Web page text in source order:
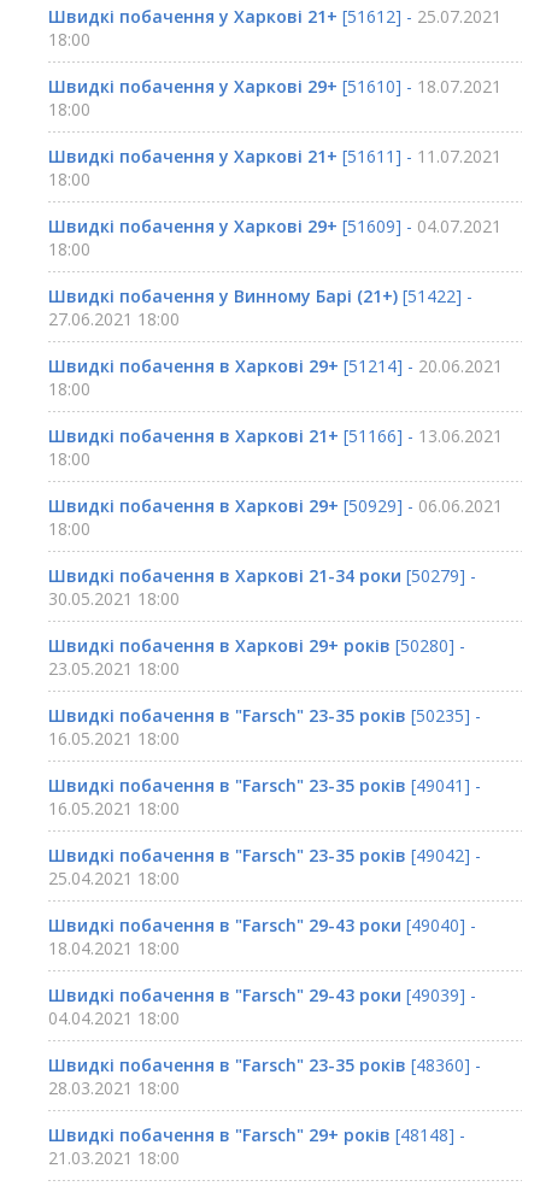
Швидкі побачення у Харкові 21+ [51612] - 25.07.2021
18:00
Швидкі побачення у Харкові 29+ [51610] - 18.07.2021
18:00
Швидкі побачення у Харкові 21+ [51611] - 11.07.2021
18:00
Швидкі побачення у Харкові 29+ [51609] - 04.07.2021
18:00
Швидкі побачення у Винному Барі (21+) [51422] -
27.06.2021 18:00
Швидкі побачення в Харкові 29+ [51214] - 20.06.2021
18:00
Швидкі побачення в Харкові 21+ [51166] - 13.06.2021
18:00
Швидкі побачення в Харкові 29+ [50929] - 06.06.2021
18:00
Швидкі побачення в Харкові 21-34 роки [50279] -
30.05.2021 18:00
Швидкі побачення в Харкові 29+ років [50280] -
23.05.2021 18:00
Швидкі побачення в "Farsch" 23-35 років [50235] -
16.05.2021 18:00
Швидкі побачення в "Farsch" 23-35 років [49041] -
16.05.2021 18:00
Швидкі побачення в "Farsch" 23-35 років [49042] -
25.04.2021 18:00
Швидкі побачення в "Farsch" 29-43 роки [49040] -
18.04.2021 18:00
Швидкі побачення в "Farsch" 29-43 роки [49039] -
04.04.2021 18:00
Швидкі побачення в "Farsch" 23-35 років [48360] -
28.03.2021 18:00
Швидкі побачення в "Farsch" 29+ років [48148] -
21.03.2021 18:00